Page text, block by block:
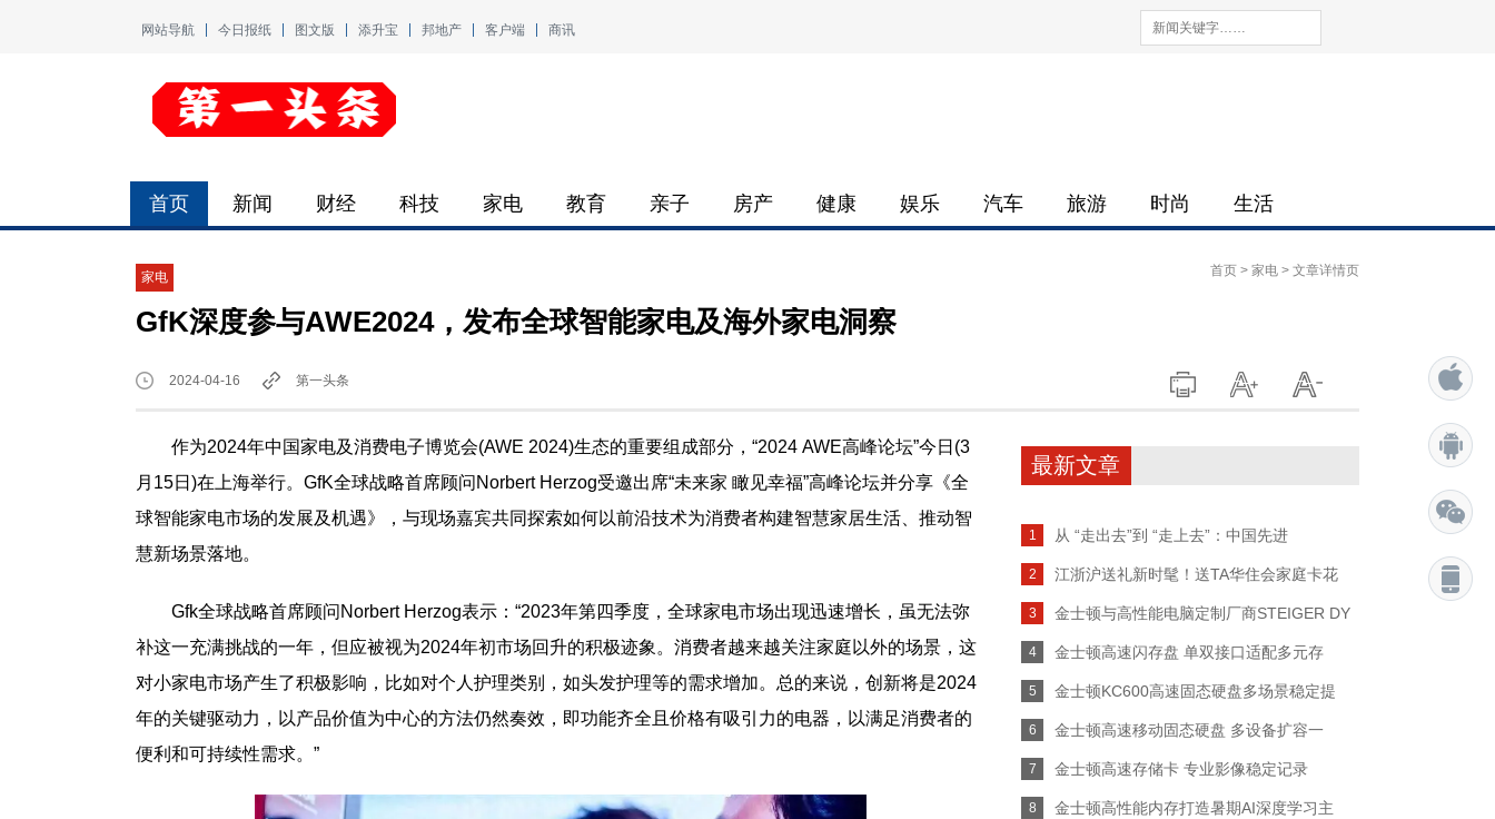
网站导航 今日报纸 图文版 添升宝 邦地产 客户端 商讯
首页 新闻 财经 科技 家电 教育 亲子 房产 健康 娱乐 汽车 旅游 时尚 生活
家电 首页 > 家电 > 文章详情页
GfK深度参与AWE2024，发布全球智能家电及海外家电洞察
2024-04-16 第一头条
作为2024年中国家电及消费电子博览会(AWE 2024)生态的重要组成部分，“2024 AWE高峰论坛”今日(3
月15日)在上海举行。GfK全球战略首席顾问Norbert Herzog受邀出席“未来家 瞰见幸福”高峰论坛并分享《全
球智能家电市场的发展及机遇》，与现场嘉宾共同探索如何以前沿技术为消费者构建智慧家居生活、推动智
慧新场景落地。
Gfk全球战略首席顾问Norbert Herzog表示：“2023年第四季度，全球家电市场出现迅速增长，虽无法弥
补这一充满挑战的一年，但应被视为2024年初市场回升的积极迹象。消费者越来越关注家庭以外的场景，这
对小家电市场产生了积极影响，比如对个人护理类别，如头发护理等的需求增加。总的来说，创新将是2024
年的关键驱动力，以产品价值为中心的方法仍然奏效，即功能齐全且价格有吸引力的电器，以满足消费者的
便利和可持续性需求。”
最新文章
1 从 “走出去”到 “走上去”：中国先进
2 江浙沪送礼新时髦！送TA华住会家庭卡花
3 金士顿与高性能电脑定制厂商STEIGER DY
4 金士顿高速闪存盘 单双接口适配多元存
5 金士顿KC600高速固态硬盘多场景稳定提
6 金士顿高速移动固态硬盘 多设备扩容一
7 金士顿高速存储卡 专业影像稳定记录
8 金士顿高性能内存打造暑期AI深度学习主